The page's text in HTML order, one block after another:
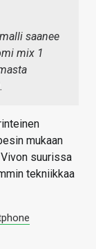
saanee
mix 1
mukaan
suurissa
tekniikkaa